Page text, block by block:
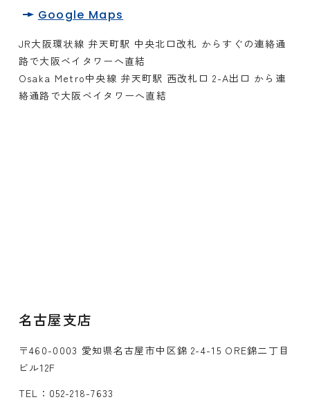
Google Maps
JR大阪環状線 弁天町駅 中央北口改札 からすぐの連絡通
路で大阪ベイタワーへ直結
Osaka Metro中央線 弁天町駅 西改札口 2-A出口 から連
絡通路で大阪ベイタワーへ直結
名古屋支店
〒460-0003 愛知県名古屋市中区錦 2-4-15 ORE錦二丁目
ビル12F
TEL： 052-218-7633